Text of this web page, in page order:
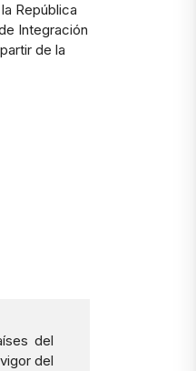
República
Integración
de la
del
del